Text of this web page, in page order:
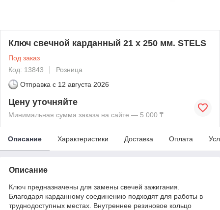
Ключ свечной карданный 21 х 250 мм. STELS
Под заказ
Код: 13843
Розница
Отправка с 12 августа 2026
Цену уточняйте
Минимальная сумма заказа на сайте — 5 000 ₸
Описание Характеристики Доставка Оплата
Описание
Ключ предназначены для замены свечей зажигания.
Благодаря карданному соединению подходят для работы в
труднодоступных местах. Внутреннее резиновое кольцо